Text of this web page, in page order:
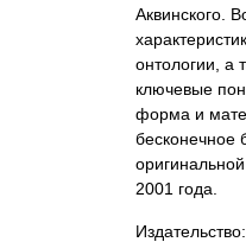
Аквинского.
онтологии, а
ключевые
форма и
бесконечное
2001 года.